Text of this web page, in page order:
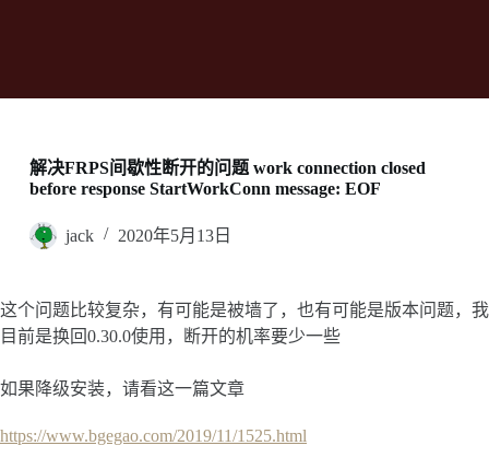
解决FRPS间歇性断开的问题 work connection closed
before response StartWorkConn message: EOF
jack 2020年5月13日
这个问题比较复杂，有可能是被墙了，也有可能是版本问题，我
目前是换回0.30.0使用，断开的机率要少一些
如果降级安装，请看这一篇文章
https://www.bgegao.com/2019/11/1525.html